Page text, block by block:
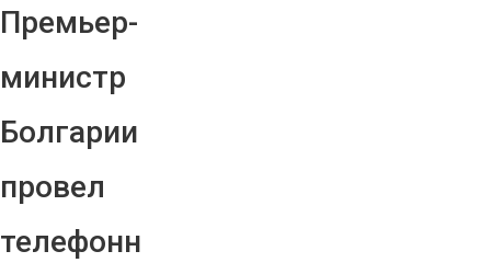
Премьер-
министр
Болгарии
провел
телефонн